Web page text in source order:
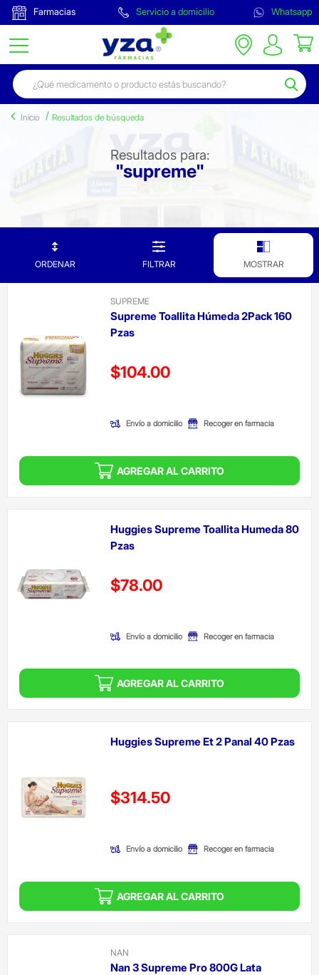
Farmacias Servicio a domicilio Whatsapp
Inicio Resultados de búsqueda
Resultados para:
"supreme"
ORDENAR FILTRAR MOSTRAR
SUPREME
Supreme Toallita Húmeda 2Pack 160
Pzas
Precio reducido de
$104.00
Envío a domicilio Recoger en farmacia
AGREGAR AL CARRITO
Huggies Supreme Toallita Humeda 80
Pzas
Precio reducido de
$78.00
Envío a domicilio Recoger en farmacia
AGREGAR AL CARRITO
Huggies Supreme Et 2 Panal 40 Pzas
Precio reducido de
$314.50
Envío a domicilio Recoger en farmacia
AGREGAR AL CARRITO
NAN
Nan 3 Supreme Pro 800G Lata